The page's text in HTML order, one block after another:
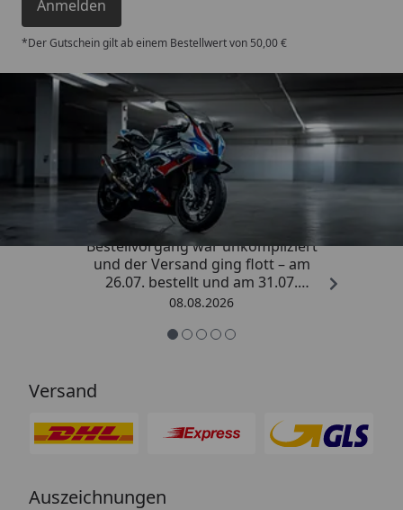
Anmelden
*Der Gutschein gilt ab einem Bestellwert von 50,00 €
Trusted Shops
4,85/ 5
„Sehr zufriedener Kauf! Der
Bestellvorgang war unkompliziert
und der Versand ging flott – am
26.07. bestellt und am 31.07.
geliefert. Die Abdeckplane
Beschreibung und schützt
08.08.2026
Versand
Auszeichnungen